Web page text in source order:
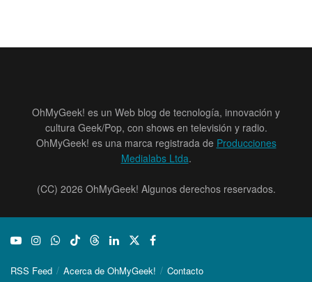
OhMyGeek! es un Web blog de tecnología, innovación y
cultura Geek/Pop, con shows en televisión y radio.
OhMyGeek! es una marca registrada de Producciones
Medialabs Ltda.
(CC) 2026 OhMyGeek! Algunos derechos reservados.
RSS Feed Acerca de OhMyGeek! Contacto